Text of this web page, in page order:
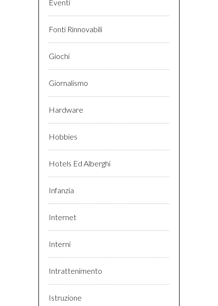
Eventi
Fonti Rinnovabili
Giochi
Giornalismo
Hardware
Hobbies
Hotels Ed Alberghi
Infanzia
Internet
Interni
Intrattenimento
Istruzione